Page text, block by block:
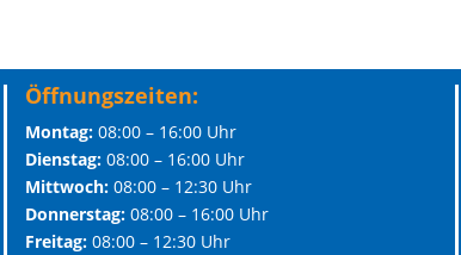
Öffnungszeiten:
Montag: 08:00 – 16:00 Uhr
Dienstag: 08:00 – 16:00 Uhr
Mittwoch: 08:00 – 12:30 Uhr
Donnerstag: 08:00 – 16:00 Uhr
Freitag: 08:00 – 12:30 Uhr